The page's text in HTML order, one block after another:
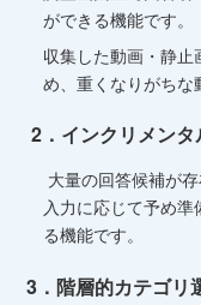
ができる機能です。
収集した動画・静
め、重くなりがちな
2．インクリメン
⼤量の回答候補が
⼊⼒に応じて予め
る機能です。
3．階層的カテゴリ